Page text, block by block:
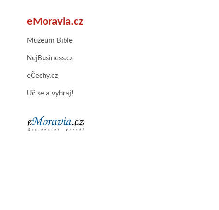
eMoravia.cz
Muzeum Bible
NejBusiness.cz
eČechy.cz
Uč se a vyhraj!